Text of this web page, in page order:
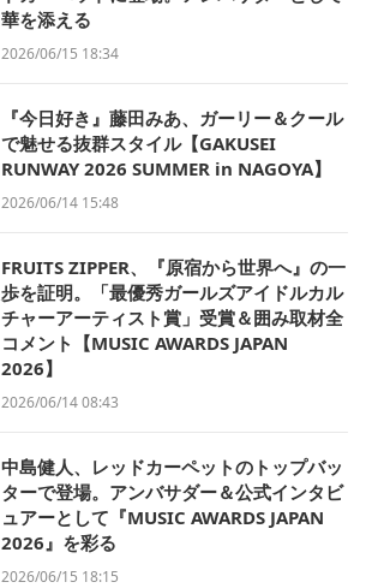
華を添える
2026/06/15 18:34
『今日好き』藤田みあ、ガーリー＆クール
で魅せる抜群スタイル【GAKUSEI
RUNWAY 2026 SUMMER in NAGOYA】
2026/06/14 15:48
FRUITS ZIPPER、『原宿から世界へ』の一
歩を証明。「最優秀ガールズアイドルカル
チャーアーティスト賞」受賞＆囲み取材全
コメント【MUSIC AWARDS JAPAN
2026】
2026/06/14 08:43
中島健人、レッドカーペットのトップバッ
ターで登場。アンバサダー＆公式インタビ
ュアーとして『MUSIC AWARDS JAPAN
2026』を彩る
2026/06/15 18:15